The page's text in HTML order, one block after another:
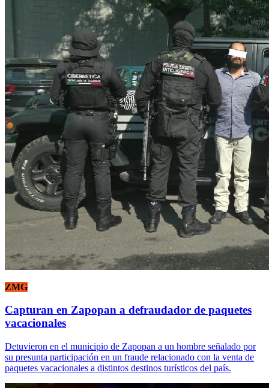
ZMG
Capturan en Zapopan a defraudador de paquetes
vacacionales
Detuvieron en el municipio de Zapopan a un hombre señalado por
su presunta participación en un fraude relacionado con la venta de
paquetes vacacionales a distintos destinos turísticos del país.